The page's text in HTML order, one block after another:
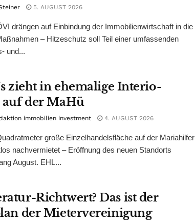
5. AUGUST 2026
drängen auf Einbindung der Immobilienwirtschaft in die
– Hitzeschutz soll Teil einer umfassenden
und...
zieht in ehemalige Interio-
auf der MaHü
immobilien investment 4. AUGUST 2026
große Einzelhandelsfläche auf der Mariahilfer
nachvermietet – Eröffnung des neuen Standorts
August. EHL...
Richtwert? Das ist der
der Mietervereinigung